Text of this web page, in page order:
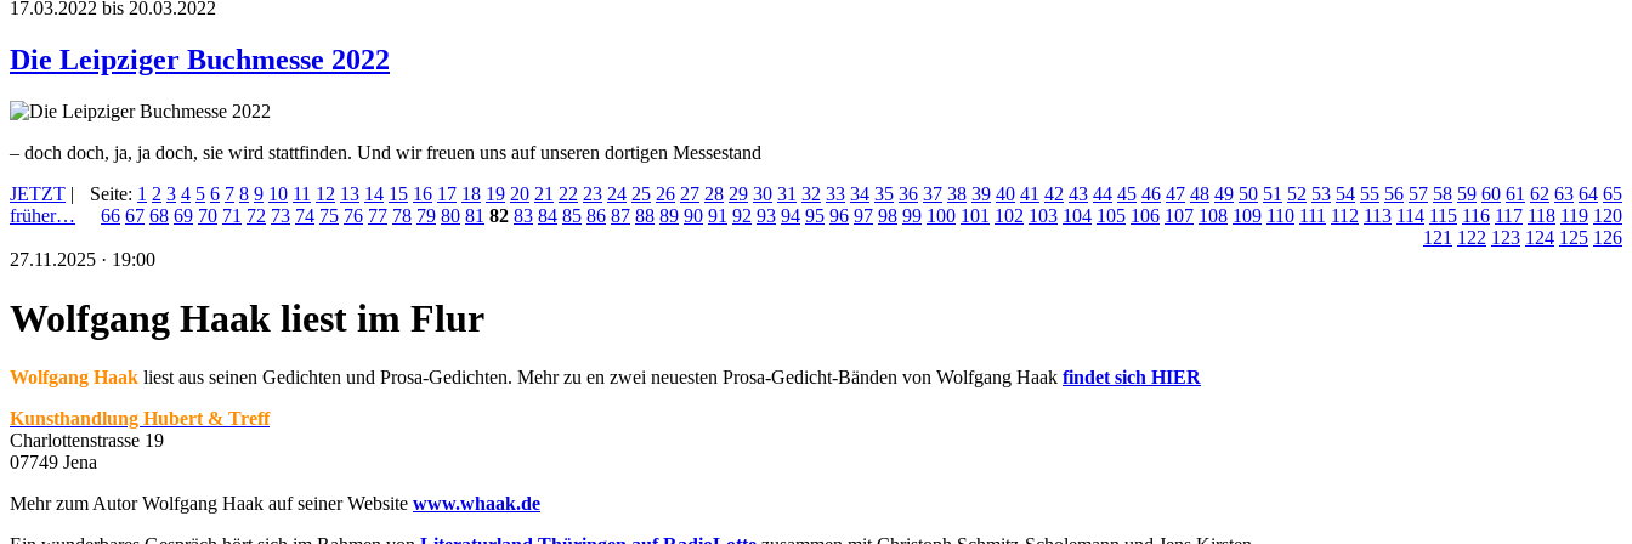
17.03.2022 bis 20.03.2022
Die Leipziger Buchmesse 2022
– doch doch, ja, ja doch, sie wird stattfinden. Und wir freuen uns auf unseren dortigen Messestand
JETZT |
früher…
Seite: 1 2 3 4 5 6 7 8 9 10 11 12 13 14 15 16 17 18 19 20 21 22 23 24 25 26 27 28 29 30 31 32 33 34 35 36 37 38 39 40 41 42 43 44 45 46 47 48 49 50 51 52 53 54 55 56 57 58 59 60 61 62 63 64 65
66 67 68 69 70 71 72 73 74 75 76 77 78 79 80 81 82 83 84 85 86 87 88 89 90 91 92 93 94 95 96 97 98 99 100 101 102 103 104 105 106 107 108 109 110 111 112 113 114 115 116 117 118 119 120
121 122 123 124 125 126
27.11.2025 · 19:00
Wolfgang Haak liest im Flur
Wolfgang Haak liest aus seinen Gedichten und Prosa-Gedichten. Mehr zu en zwei neuesten Prosa-Gedicht-Bänden von Wolfgang Haak findet sich HIER
Kunsthandlung Hubert & Treff
Charlottenstrasse 19
07749 Jena
Mehr zum Autor Wolfgang Haak auf seiner Website www.whaak.de